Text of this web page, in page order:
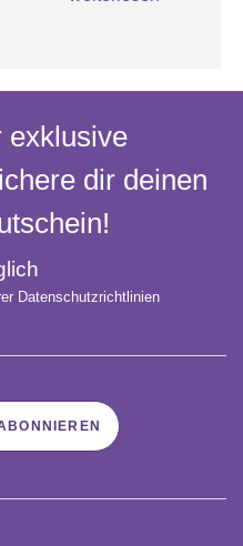
exklusive
dir deinen
Datenschutzrichtlinien